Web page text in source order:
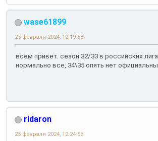
wase61899
25 февраля 2024, 12:19:58
всем привет. сезон 32/33 в российских
нормально все, 34\35 опять нет
ridaron
25 февраля 2024, 12:24:53